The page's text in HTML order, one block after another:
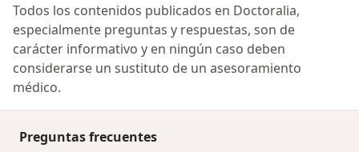
Todos los contenidos publicados en Doctoralia,
especialmente preguntas y respuestas, son de
carácter informativo y en ningún caso deben
considerarse un sustituto de un asesoramiento
médico.
Preguntas frecuentes